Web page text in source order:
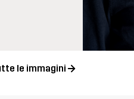
le immagini